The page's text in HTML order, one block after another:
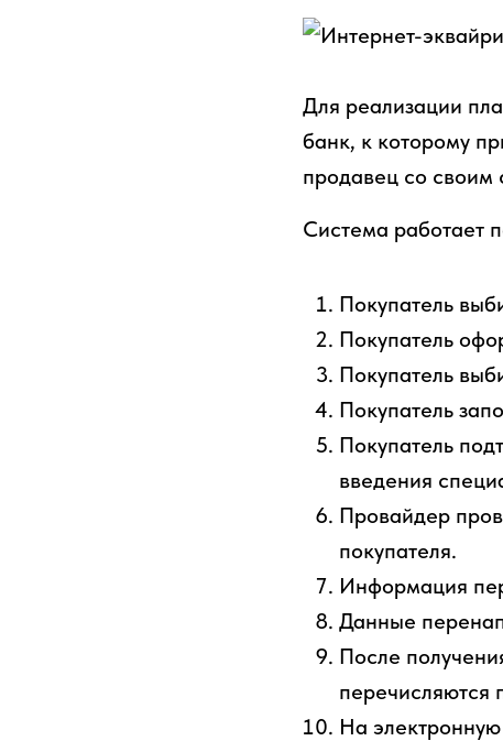
Для реализации
банк, к которому
продавец со
Система работает
Покупатель
Покупатель
Покупатель
Покупатель
Покупатель
введения
Провайдер
покупателя.
Информация
Данные
После
перечисляются
На